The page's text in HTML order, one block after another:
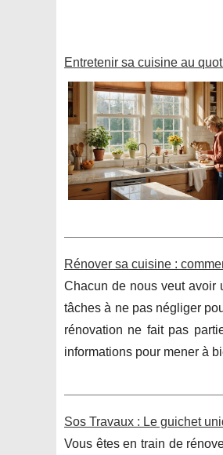
Entretenir sa cuisine au
Rénover sa cuisine :
Chacun de nous veut avoir
tâches à ne pas négliger
rénovation ne fait pas
informations pour mener à
Sos Travaux : Le guichet
Vous êtes en train de